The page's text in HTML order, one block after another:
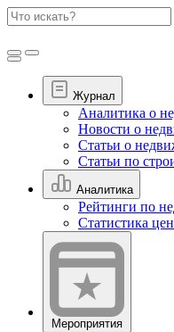
Журнал
Аналитика о
Новости о
Статьи о
Статьи по
Аналитика
Рейтинги по
Статистика
Мероприятия